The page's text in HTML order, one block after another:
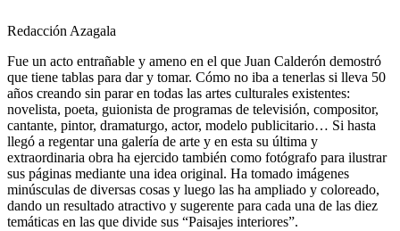
Redacción Azagala
Fue un acto entrañable y ameno en el que Juan Calderón demostró
que tiene tablas para dar y tomar. Cómo no iba a tenerlas si lleva 50
años creando sin parar en todas las artes culturales existentes:
novelista, poeta, guionista de programas de televisión, compositor,
cantante, pintor, dramaturgo, actor, modelo publicitario… Si hasta
llegó a regentar una galería de arte y en esta su última y
extraordinaria obra ha ejercido también como fotógrafo para ilustrar
sus páginas mediante una idea original. Ha tomado imágenes
minúsculas de diversas cosas y luego las ha ampliado y coloreado,
dando un resultado atractivo y sugerente para cada una de las diez
temáticas en las que divide sus “Paisajes interiores”.